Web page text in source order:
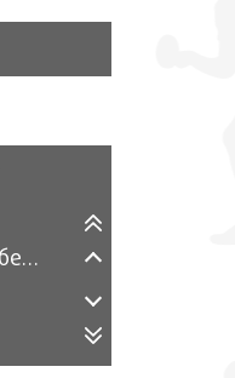
Турнир по футболу «Энергия Великой Победы» 2026